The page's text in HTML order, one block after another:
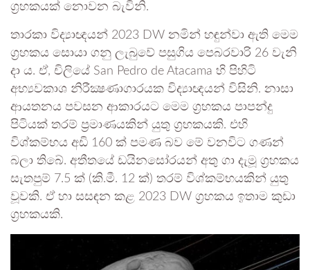
ග්‍රහකයක් නොවන බැවිනි.
තාරකා විද්‍යාඥයන් 2023 DW නමින් හඳුන්වා ඇති මෙම
ග්‍රහකය සොයා ගනු ලැබුවේ පසුගිය පෙබරවාරි 26 වැනි
දා ය. ඒ, චිලියේ San Pedro de Atacama හි පිහිටි
අභ්‍යවකාශ නිරීක්‍ෂණාගාරයක විද්‍යාඥයන් විසිනි. නාසා
ආයතනය පවසන ආකාරයට මෙම ග්‍රහකය පාපන්දු
පිටියක් තරම් ප්‍රමාණයකින් යුතු ග්‍රහකයකි. එහි
විශ්කම්භය අඩි 160 ක් පමණ බව මේ වනවිට ගණන්
බලා තිබේ. අතීතයේ ඩයිනසෝරයන් අතු ගා දැමූ ග්‍රහකය
සැතපුම් 7.5 ක් (කි.මී. 12 ක්) තරම් විශ්කම්භයකින් යුතු
වූවකි. ඒ හා සසඳන කළ 2023 DW ග්‍රහකය ඉතාම කුඩා
ග්‍රහකයකි.